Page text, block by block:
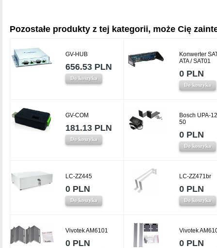
Pozostałe produkty z tej kategorii, może Cię
GV-HUB
656.53 PLN
Do koszyka
Konwerter
ATA / SAT01
0 PLN
Do koszyka
GV-COM
181.13 PLN
Do koszyka
Bosch UPA-
50
0 PLN
Do koszyka
LC-ZZ445
0 PLN
Do koszyka
LC-ZZ471br
0 PLN
Do koszyka
Vivotek AM6101
0 PLN
Vivotek
0 PLN